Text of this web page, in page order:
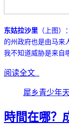
东姑拉沙里 （上图
的州政府也是由马来
我不知道威胁是来自
阅读全文...
犀乡青少年
時間在哪？